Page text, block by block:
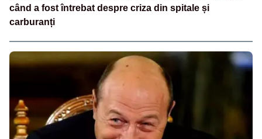
când a fost întrebat despre criza din spitale și
carburanți